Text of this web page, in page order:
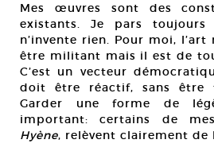
Mes œuvres sont des
existants. Je pars
n’invente rien. Pour moi,
être militant mais il est de
C’est un vecteur
doit être réactif, sans être
Garder une forme de
important: certains de
Hyène, relèvent clairement de